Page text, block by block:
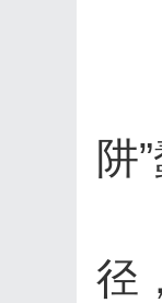
阱
径